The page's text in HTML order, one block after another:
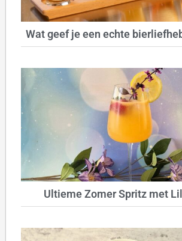
Wat geef je een echte
Ultieme Zomer Spritz met